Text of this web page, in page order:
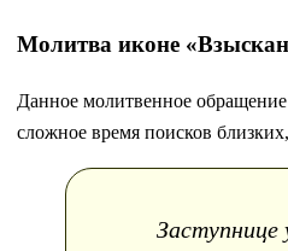
Молитва иконе
Данное молитвенное
сложное время поисков
Заступнице